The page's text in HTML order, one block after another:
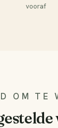
vooraf
OM TE